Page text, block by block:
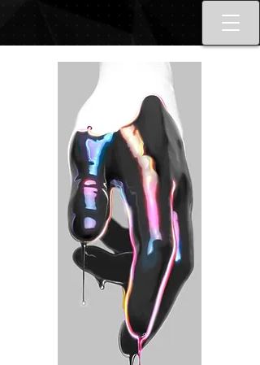
Best tattoo artists in Toronto. Best
Toronto tattoo studio shop.
Tattoo ideas designs flash style.
Tattoo school Toronto. Best
piercings Toronto, Piercing
studio piercing shop Toronto.
Body piercing, body modification
toronto. Nail art, manicures, nail
boutique toronto. Best Nail
boutique nail salon. Custom nail
art full set gel extensions acrylic
extensions. Russian e-file